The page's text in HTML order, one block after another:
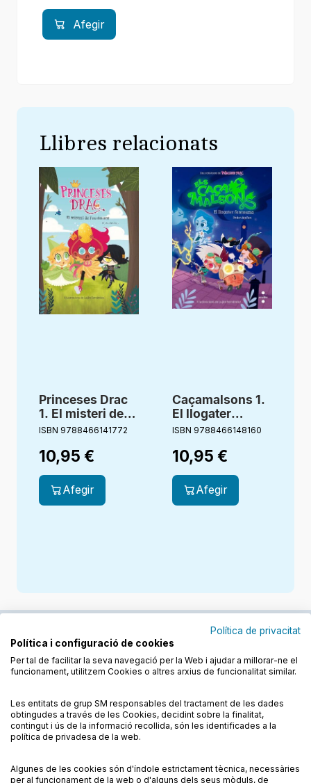
Afegir
Llibres relacionats
Princeses Drac
1. El misteri de
l’ou daurat
ISBN 9788466141772
10,95 €
Afegir
Caçamalsons 1.
El llogater
fantasma
ISBN 9788466148160
10,95 €
Afegir
Descobreix els llibres a les llengües cooficials
Condicions de compra Condicions d’ús
Política de privacitat
Política i configuració de cookies
Per tal de facilitar la seva navegació per la Web i ajudar a millorar-ne el
funcionament, utilitzem Cookies o altres arxius de funcionalitat similar.
Les entitats de grup SM responsables del tractament de les dades
obtingudes a través de les Cookies, decidint sobre la finalitat,
contingut i ús de la informació recollida, són les identificades a la
política de privadesa de la web.
Algunes de les cookies són d'índole estrictament tècnica, necessàries
per al funcionament de la web o d'alguns dels seus mòduls, de